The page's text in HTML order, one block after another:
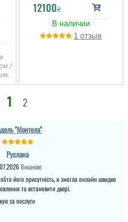
/
12100₴
1
1 2
"Монтела"
Руслана
Вишневе
його присутність, я змогла онлайн швидко
та встановити двері.
за послуги